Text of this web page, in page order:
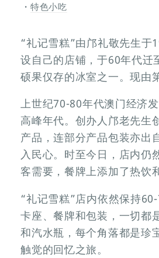
特色小吃
“礼记雪糕”由邝礼敬先生于
设自己的店铺，于60年代迁
硕果仅存的冰室之一。现由
上世纪70-80年代澳门经济
高峰年代。创办人邝老先生
产品，连部分产品包装亦出
入民心。时至今日，店内仍
客需要，餐牌上添加了热饮
“礼记雪糕”店内依然保持
卡座、餐牌和包装，一切都
和汽水瓶，每个角落都是珍
触觉的回忆之旅。